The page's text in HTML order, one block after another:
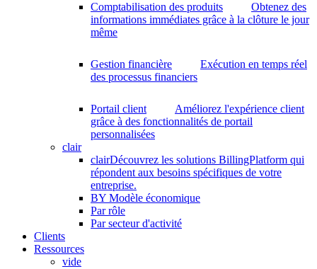
Comptabilisation des produits
Obtenez des
informations immédiates grâce à la clôture le jour
même
Gestion financière
Exécution en temps réel
des processus financiers
Portail client
Améliorez l'expérience client
grâce à des fonctionnalités de portail
personnalisées
clair
clairDécouvrez les solutions BillingPlatform qui
répondent aux besoins spécifiques de votre
entreprise.
BY Modèle économique
Par rôle
Par secteur d'activité
Clients
Ressources
vide